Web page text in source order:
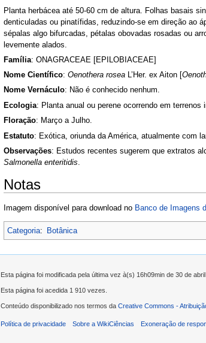
Planta herbácea até 50-60 cm de altura. Folhas basais
denticuladas ou pinatífidas, reduzindo-se em direção ao
sépalas algo bifurcadas, pétalas obovadas rosadas ou
levemente alados.
Família: ONAGRACEAE [EPILOBIACEAE]
Nome Científico: Oenothera rosea L’Her. ex Aiton [
Nome Vernáculo: Não é conhecido nenhum.
Ecologia: Planta anual ou perene ocorrendo em
Floração: Março a Julho.
Estatuto: Exótica, oriunda da América, atualmente com
Observações: Estudos recentes sugerem que extratos
Salmonella enteritidis
Notas
Imagem disponível para download no Banco de Imagens
Categoria: Botânica
Esta página foi modificada pela última vez à(s) 16h09min de 30 de abril
Esta página foi acedida 1 910 vezes.
Conteúdo disponibilizado nos termos da Creative Commons -
Política de privacidade Sobre a WikiCiências Exoneração de